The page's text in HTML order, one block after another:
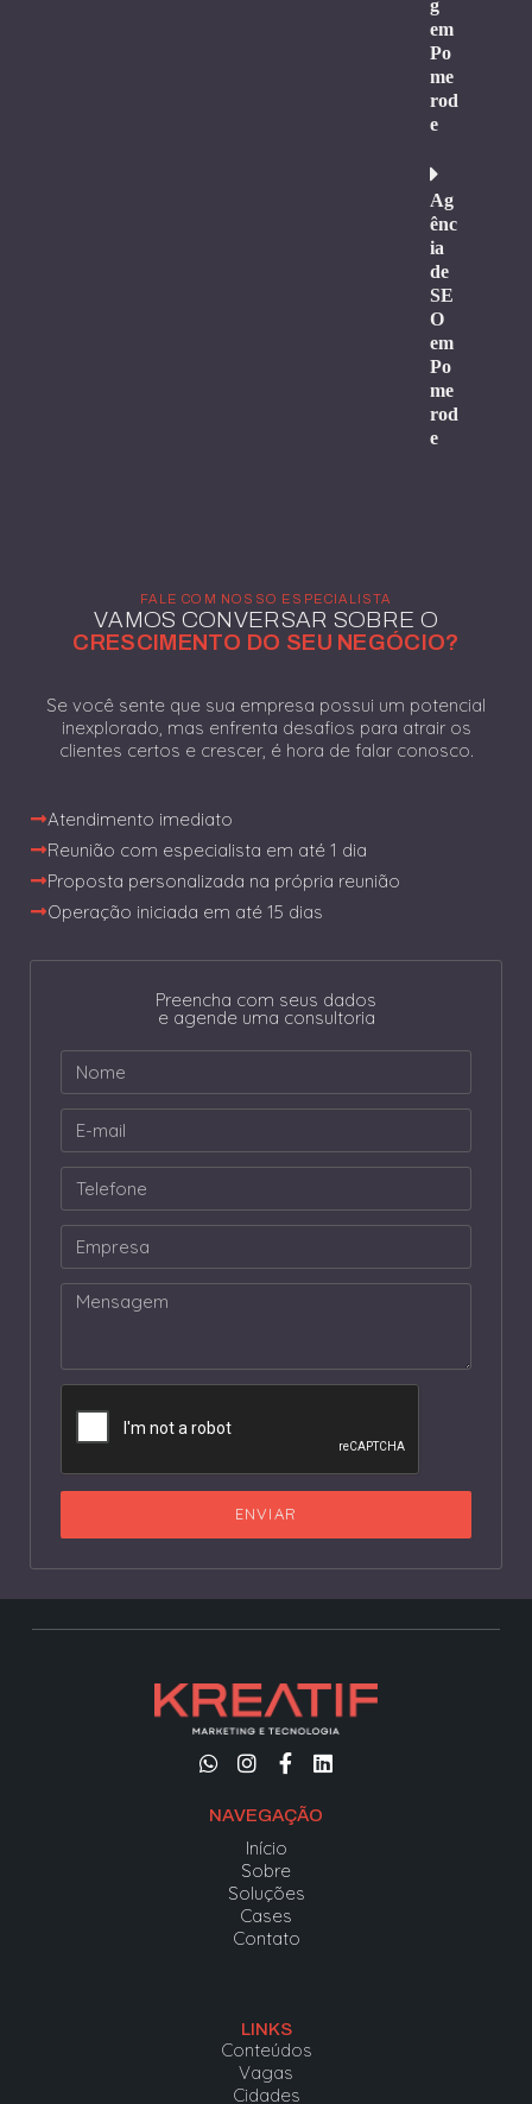
g
em
Po
me
rod
e
Ag
ênc
ia
de
SE
O
em
Po
me
rod
e
FALE COM NOSSO ESPECIALISTA
VAMOS CONVERSAR SOBRE O
CRESCIMENTO DO SEU NEGÓCIO?
Se você sente que sua empresa possui um potencial
inexplorado, mas enfrenta desafios para atrair os
clientes certos e crescer, é hora de falar conosco.
Atendimento imediato
Reunião com especialista em até 1 dia
Proposta personalizada na própria reunião
Operação iniciada em até 15 dias
Preencha com seus dados
e agende uma consultoria
ENVIAR
NAVEGAÇÃO
Início
Sobre
Soluções
Cases
Contato
LINKS
Conteúdos
Vagas
Cidades